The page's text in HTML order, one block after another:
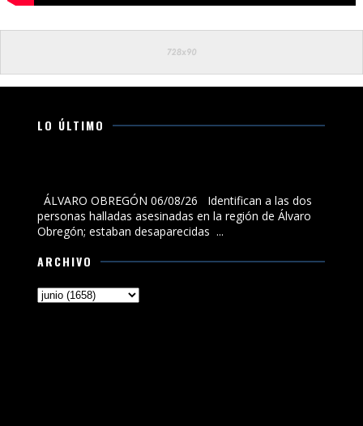
LO ÚLTIMO
ÁLVARO OBREGÓN 06/08/26 Identifican a las dos
personas halladas asesinadas en la región de Álvaro
Obregón; estaban desaparecidas ...
ARCHIVO